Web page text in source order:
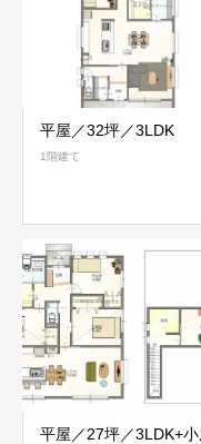
平屋／32坪／3LDK
1階建て
平屋／27坪／3LDK+小